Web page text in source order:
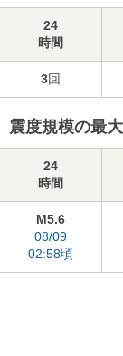
24
時間
3回
震度規模の最大
24
時間
M5.6
08/09
02:58頃